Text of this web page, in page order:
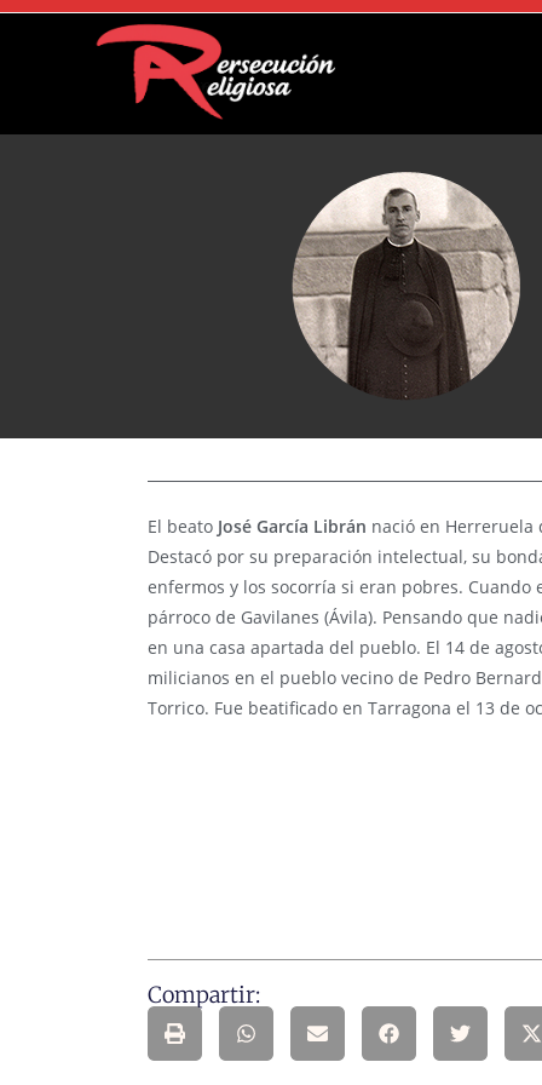
El beato José García Librán nació en Herreruela
Destacó por su preparación intelectual, su
enfermos y los socorría si eran pobres.
párroco de Gavilanes (Ávila). Pensando que
en una casa apartada del pueblo. El 14 de
milicianos en el pueblo vecino de Pedro
Torrico. Fue beatificado en Tarragona el 13 de
Compartir: